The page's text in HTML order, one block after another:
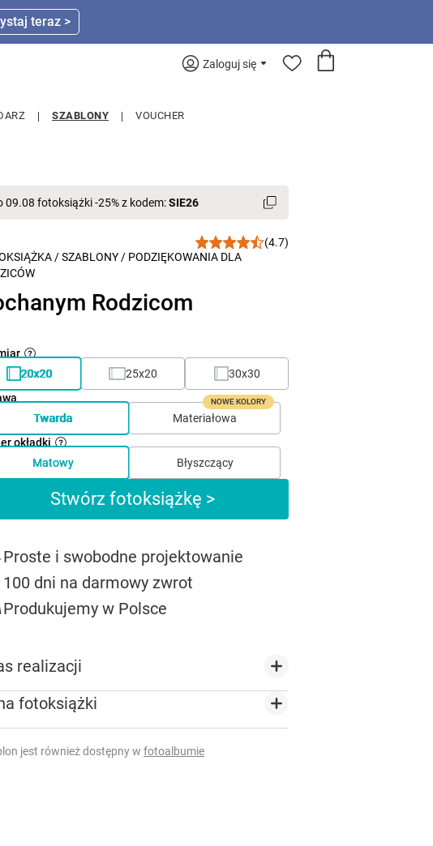
teraz >
Zaloguj się
SZABLONY VOUCHER
09.08 fotoksiążki -25% z kodem:SIE26
/SZABLONY / PODZIĘKOWANIA DLA
(4.7)
Rodzicom
20x20
25x20
30x30
Twarda
Materiałowa
NOWE KOLORY
okładki
Matowy
Błyszczący
Stwórz fotoksiążkę >
Proste i swobodne projektowanie
100 dni na darmowy zwrot
Produkujemy w Polsce
realizacji
fotoksiążki
jest również dostępny w fotoalbumie